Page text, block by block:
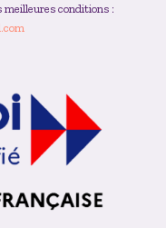
meilleures conditions :